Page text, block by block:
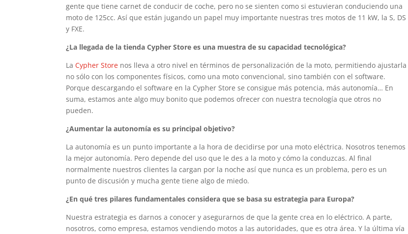
gente que tiene carnet de conducir de coche, pero no se sienten como si estuvieran conduciendo una
moto de 125cc. Así que están jugando un papel muy importante nuestras tres motos de 11 kW, la S, DS
y FXE.
¿La llegada de la tienda Cypher Store es una muestra de su capacidad tecnológica?
LaCypher Store nos lleva a otro nivel en términos de personalización de la moto, permitiendo ajustarla
no sólo con los componentes físicos, como una moto convencional, sino también con el software.
Porque descargando el software en la Cypher Store se consigue más potencia, más autonomía… En
suma, estamos ante algo muy bonito que podemos ofrecer con nuestra tecnología que otros no
pueden.
¿Aumentar la autonomía es su principal objetivo?
La autonomía es un punto importante a la hora de decidirse por una moto eléctrica. Nosotros tenemos
la mejor autonomía. Pero depende del uso que le des a la moto y cómo la conduzcas. Al final
normalmente nuestros clientes la cargan por la noche así que nunca es un problema, pero es un
punto de discusión y mucha gente tiene algo de miedo.
¿En qué tres pilares fundamentales considera que se basa su estrategia para Europa?
Nuestra estrategia es darnos a conocer y asegurarnos de que la gente crea en lo eléctrico. A parte,
nosotros, como empresa, estamos vendiendo motos a las autoridades, que es otra área. Y la última vía